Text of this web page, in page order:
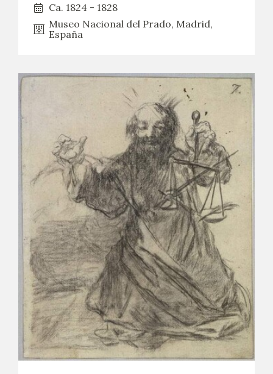
Ca. 1824 - 1828
Museo Nacional del Prado, Madrid,
España